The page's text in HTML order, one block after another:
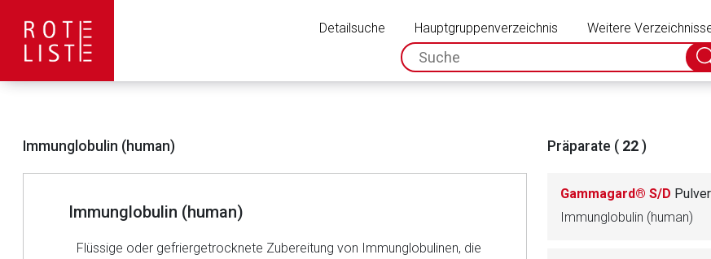
Detailsuche Hauptgruppenverzeichnis
Weitere
spc.search.input.placeholder
Immunglobulin (human)
Immunglobulin (human)
Flüssige oder gefriergetrocknete Zubereitung von Immunglobulinen, die
Präparate ( 22 )
Gammagard® S/D Pulver
Immunglobulin (human)